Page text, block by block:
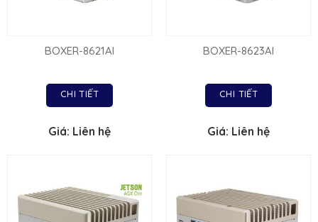
BOXER-8621AI
CHI TIẾT
Giá: Liên hệ
BOXER-8623AI
CHI TIẾT
Giá: Liên hệ